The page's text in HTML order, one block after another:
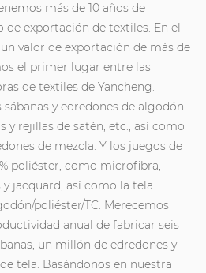
más de 10 años de
exportación de textiles. En el
valor de exportación de más de
el primer lugar entre las
de textiles de Yancheng.
y edredones de algodón
y rejillas de satén, etc., así como
de mezcla. Y los juegos de
poliéster, como microfibra,
jacquard, así como la tela
poliéster/TC. Merecemos
anual de fabricar seis
un millón de edredones y
tela. Basándonos en nuestra